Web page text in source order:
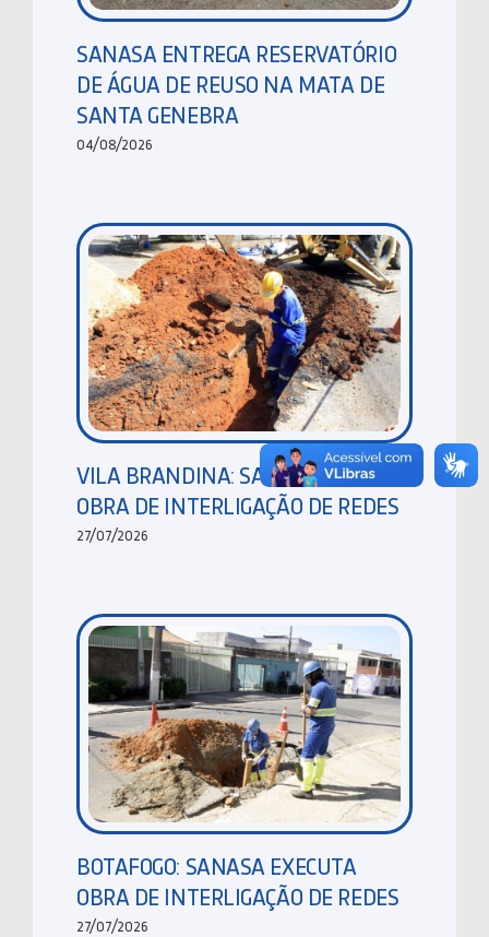
SANASA ENTREGA RESERVATÓRIO
DE ÁGUA DE REUSO NA MATA DE
SANTA GENEBRA
04/08/2026
VILA BRANDINA: SANASA EXECUTA
OBRA DE INTERLIGAÇÃO DE REDES
27/07/2026
BOTAFOGO: SANASA EXECUTA
OBRA DE INTERLIGAÇÃO DE REDES
27/07/2026